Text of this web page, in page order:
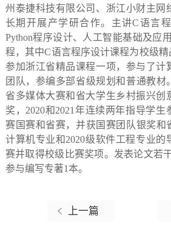
州泰捷科技有限公司、浙江小财主网
长期开展产学研合作。主讲C语言
Python程序设计、 人 工智能基础及应
程，其中C语言程序设计课程为校级
参加浙江省精品课程一项，参与了计
团队，参编多部省级规划和普通教材
省多媒体大赛和省大学生乡村振兴创
奖，2020和2021年连续两年指导学
赛国赛和省赛，并获国赛团队银奖和
计算机专业和2020级软件工程专业的
赛并取得校级比赛奖项。发表论文若
参与编写专著1本。
上一篇